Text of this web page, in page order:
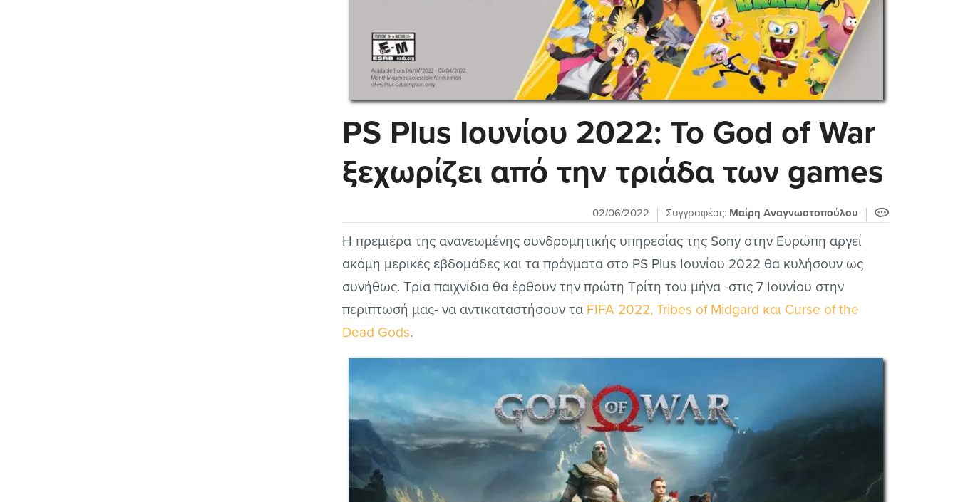
PS Plus Ιουνίου 2022: Το God of War
ξεχωρίζει από την τριάδα των games
02/06/2022 Συγγραφέας: Μαίρη Αναγνωστοπούλου
Η πρεμιέρα της ανανεωμένης συνδρομητικής υπηρεσίας της Sony στην Ευρώπη αργεί
ακόμη μερικές εβδομάδες και τα πράγματα στο PS Plus Ιουνίου 2022 θα κυλήσουν ως
συνήθως. Τρία παιχνίδια θα έρθουν την πρώτη Τρίτη του μήνα -στις 7 Ιουνίου στην
περίπτωσή μας- να αντικαταστήσουν τα FIFA 2022, Tribes of Midgard και Curse of the
Dead Gods.